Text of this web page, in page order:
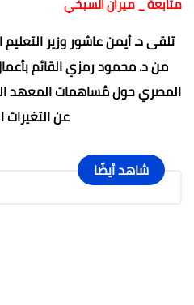
تلقى د. أيمن عاشور وزير
من د. محمود رمزي القائم
المصري حول مُساهمات المعهد
عن التغيرات
شاهد أيضًا